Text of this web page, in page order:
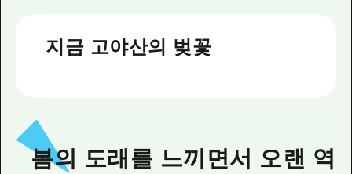
재해가 발생했을 때의 교통 정보
지금 고야산의 벚꽃
봄의 도래를 느끼면서 오랜 역